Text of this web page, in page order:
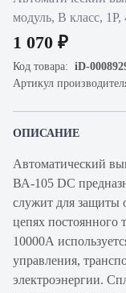
модуль, B класс,
1 070 ₽
Код товара: iD-
Артикул
ОПИСАНИЕ
Автоматический
ВА-105 DC
служит для защиты
цепях постоянного
10000А
управления,
электроэнергии.